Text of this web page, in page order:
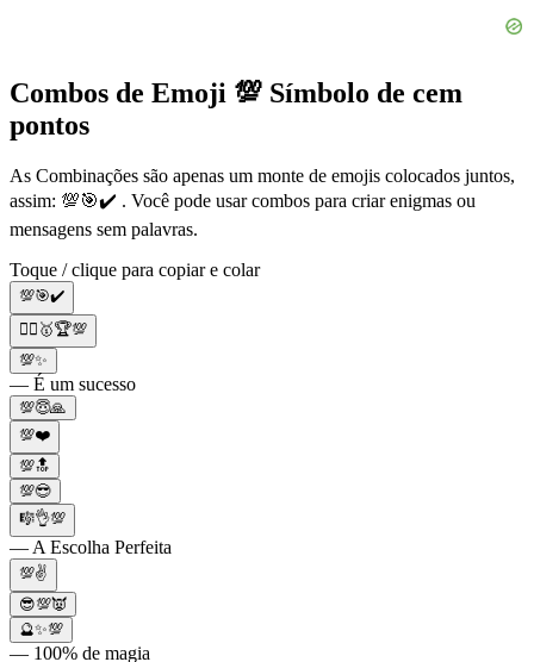
Combos de Emoji 💯 Símbolo de cem
pontos
As Combinações são apenas um monte de emojis colocados juntos,
assim: 💯🎯✔️ . Você pode usar combos para criar enigmas ou
mensagens sem palavras.
Toque / clique para copiar e colar
💯🎯✔️
🤸‍♀️🥇🏆💯
💯✨
— É um sucesso
💯😇🙏
💯❤️
💯🔝
💯😎
🎼👌💯
— A Escolha Perfeita
💯✌️
😎💯👿
🔮✨💯
— 100% de magia